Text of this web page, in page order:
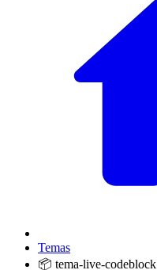
Temas
📦 tema-live-codeblock